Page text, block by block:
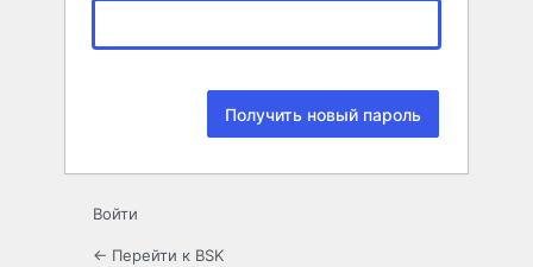
Войти
← Перейти к BSK